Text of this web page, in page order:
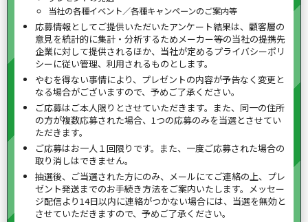
当社の各種イベント／各種キャンペーンのご案内等
応募情報としてご提供いただいたアンケート結果は、顧客層の
意見を統計的に集計・分析するためメーカー等の当社の提携先
企業に対して提供されるほか、当社が定めるプライバシーポリ
シーに従い管理、利用されるものとします。
やむを得ない事情により、プレゼントの内容が予告なく変更と
なる場合がございますので、予めご了承ください。
ご応募はご本人限りとさせていただきます。また、同一の住所
の方が複数応募された場合、1つの応募のみを当選とさせてい
ただきます。
ご応募はお一人１回限りです。また、一度ご応募された場合の
取り消しはできません。
抽選後、ご当選された方にのみ、メールにてご連絡の上、プレ
ゼント発送までのお手続き方法をご案内いたします。メッセー
ジ配信より14日以内に連絡がつかない場合には、当選を無効と
させていただきますので、予めご了承ください。